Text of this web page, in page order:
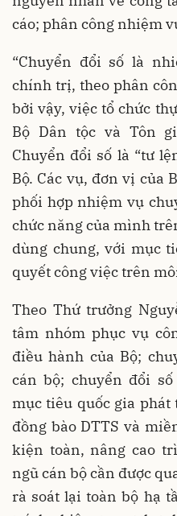
cáo; phân công nhiệm
“Chuyển đổi số là
chính trị, theo phân
bởi vậy, việc tổ chức
Bộ Dân tộc và Tôn
Chuyển đổi số là “tư
Bộ. Các vụ, đơn vị của
phối hợp nhiệm vụ
chức năng của mình
dùng chung, với mục
quyết công việc trên
Theo Thứ trưởng
tâm nhóm phục vụ
điều hành của Bộ;
cán bộ; chuyển đổi
mục tiêu quốc gia
đồng bào DTTS và
kiện toàn, nâng cao
ngũ cán bộ cần được
rà soát lại toàn bộ hạ